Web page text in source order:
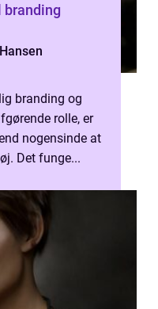
branding
branding og
rolle, er
nogensinde at
Det funge...